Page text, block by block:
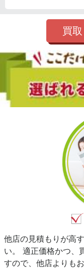
買
他店の見積もりが高
い。 適正価格かつ、
すので、他店よりも